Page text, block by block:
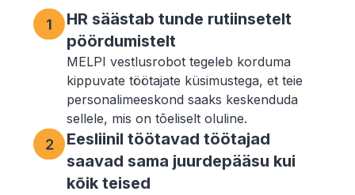
HR säästab tunde rutiinsetelt
pöördumistelt
MELPI vestlusrobot tegeleb korduma
kippuvate töötajate küsimustega, et teie
personalimeeskond saaks keskenduda
sellele, mis on tõeliselt oluline.
Eesliinil töötavad töötajad
saavad sama juurdepääsu kui
kõik teised